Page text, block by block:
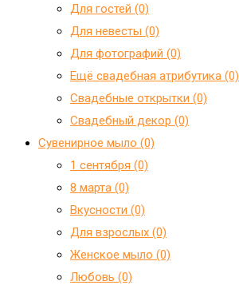
Для гостей (0)
Для невесты (0)
Для фотографий (0)
Ещё свадебная атрибутика (0)
Свадебные открытки (0)
Свадебный декор (0)
Сувенирное мыло (0)
1 сентября (0)
8 марта (0)
Вкусности (0)
Для взрослых (0)
Женское мыло (0)
Любовь (0)